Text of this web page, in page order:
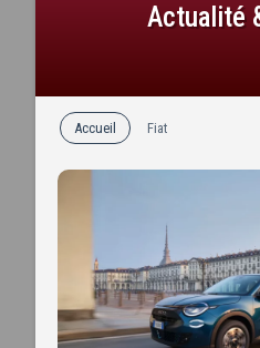
Actualité
Accueil Fiat